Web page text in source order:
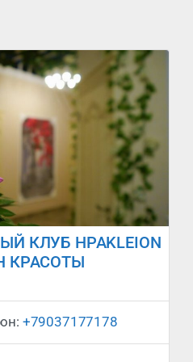
КЛУБ HPAKLEION
КРАСОТЫ
Сейчас закрыто
+79037177178